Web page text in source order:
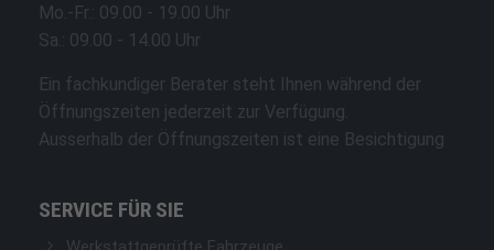
Mo.-Fr.: 09.00 - 19.00 Uhr
Sa.: 09.00 - 14.00 Uhr
Ein fachkundiger Berater steht Ihnen während der
Öffnungszeiten jederzeit zur Verfügung.
Ausserhalb der Öffnungszeiten ist eine Besichtigung
SERVICE FÜR SIE